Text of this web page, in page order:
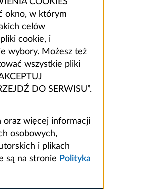
okno, w którym
celów
cookie, i
wybory. Możesz też
wszystkie pliki
DO SERWISU”.
oraz więcej informacji
osobowych,
i plikach
są na stronie Polityka